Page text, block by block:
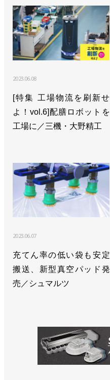
2023.06.08
[特集 工場物流を刷新せ
よ！vol.6]配膳ロボットを
工場に／三機・大野精工
2023.06.07
充てん率の低い袋も安定
搬送、新型真空パッド発
売／シュマルツ